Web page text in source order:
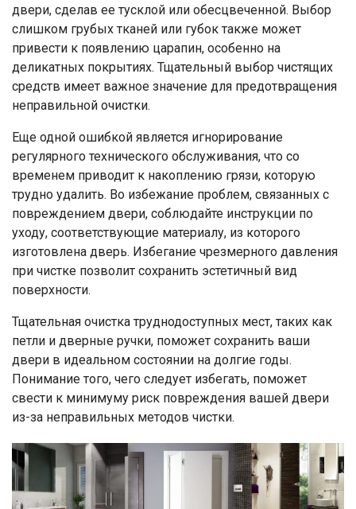
двери, сделав ее тусклой или обесцвеченной. Выбор
слишком грубых тканей или губок также может
привести к появлению царапин, особенно на
деликатных покрытиях. Тщательный выбор чистящих
средств имеет важное значение для предотвращения
неправильной очистки.
Еще одной ошибкой является игнорирование
регулярного технического обслуживания, что со
временем приводит к накоплению грязи, которую
трудно удалить. Во избежание проблем, связанных с
повреждением двери, соблюдайте инструкции по
уходу, соответствующие материалу, из которого
изготовлена ​​дверь. Избегание чрезмерного давления
при чистке позволит сохранить эстетичный вид
поверхности.
Тщательная очистка труднодоступных мест, таких как
петли и дверные ручки, поможет сохранить ваши
двери в идеальном состоянии на долгие годы.
Понимание того, чего следует избегать, поможет
свести к минимуму риск повреждения вашей двери
из-за неправильных методов чистки.